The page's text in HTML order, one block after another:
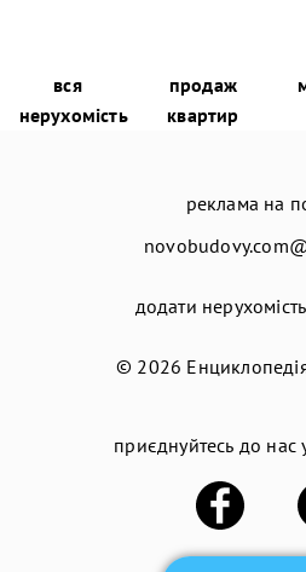
вся
нерухомість
продаж
квартир
реклама на
додати
© 2026
приєднуйтесь до